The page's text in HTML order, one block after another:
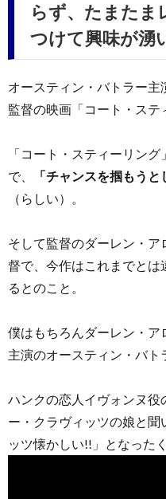
らず、たまたま
つけて興味が湧
オースティン・バトラー
監督の映画「コート・ステ
「コート・スティーリン
で、
「チャンスを掴もうと
（らしい）。
そして監督のダーレン・
督で、今作はこれまでと
るとのこと。
僕はもちろんダーレン・ア
主演のオースティン・バト
ハンクの恋人イヴォンヌ役
ー・クラヴィッツの娘と聞
ッツ懐かしい!!」となった